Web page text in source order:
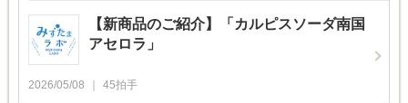
【新商品のご紹介】「カルピスソーダ南国
アセロラ」
2026/05/08 45拍手